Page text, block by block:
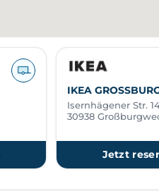
IKEA
Isernhägener Str.
30938
Jetzt